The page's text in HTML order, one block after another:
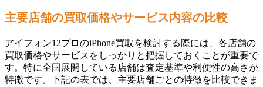
主要店舗の買取価格やサービス内容の比較
アイフォン12プロのiPhone買取を検討する際には、各店舗の
買取価格やサービスをしっかりと把握しておくことが重要で
す。特に全国展開している店舗は査定基準や利便性の高さが
特徴です。下記の表では、主要店舗ごとの特徴を比較できま